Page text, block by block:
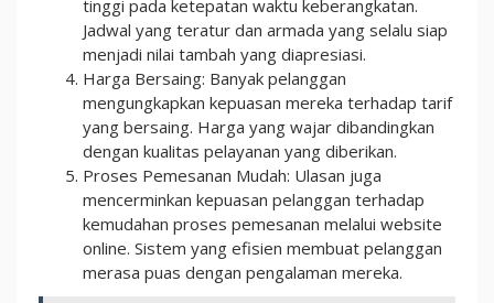
tinggi pada ketepatan waktu keberangkatan.
Jadwal yang teratur dan armada yang selalu siap
menjadi nilai tambah yang diapresiasi.
Harga Bersaing: Banyak pelanggan
mengungkapkan kepuasan mereka terhadap tarif
yang bersaing. Harga yang wajar dibandingkan
dengan kualitas pelayanan yang diberikan.
Proses Pemesanan Mudah: Ulasan juga
mencerminkan kepuasan pelanggan terhadap
kemudahan proses pemesanan melalui website
online. Sistem yang efisien membuat pelanggan
merasa puas dengan pengalaman mereka.